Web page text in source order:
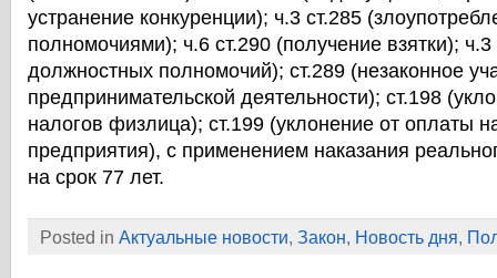
устранение конкуренции); ч.3 ст.285
полномочиями); ч.6 ст.290 (получение взятки);
должностных полномочий); ст.289 (незаконное
предпринимательской деятельности); ст.198
налогов физлица); ст.199 (уклонение от оплаты
предприятия), с применением наказания
на срок 77 лет.
Posted in Актуальные новости, Закон, Новость дня,